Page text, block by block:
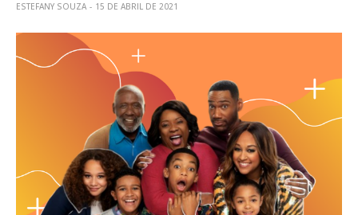
ESTEFANY SOUZA 15 DE ABRIL DE 2021